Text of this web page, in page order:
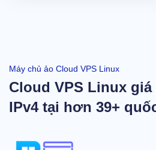
Máy chủ ảo Cloud VPS Linux
Cloud VPS Linux
IPv4 tại hơn 39+